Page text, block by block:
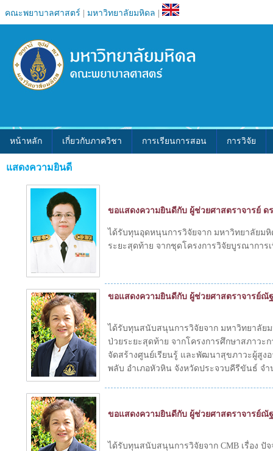
คณะพยาบาลศาสตร์ มหาวิทยาลัยมหิดล
หน้าหลัก เกี่ยวกับภาควิชา การเรียนการสอน การวิจัย
แสดงความยินดี
ขอแสดงความยินดีกับ ผู้ช่วยศาสตราจารย์ ด
ได้รับทุนอุดหนุนการวิจัยจาก มหาวิทยาลัยม
ระยะสุดท้าย จากชุดโครงการวิจัยบูรณากา
ขอแสดงความยินดีกับ ผู้ช่วยศาสตราจารย์ณั
ได้รับทุนสนับสนุนการวิจัยจาก มหาวิทยาลัย
ป่วยระยะสุดท้าย จากโครงการศึกษาสภาว
จัดสร้างศูนย์เรียนรู้ และพัฒนาสุขภาวะผู้สูง
พลับ อำเภอหัวหิน จังหวัดประจวบคีรีขันธ์ จำ
ขอแสดงความยินดีกับ ผู้ช่วยศาสตราจารย์ณั
ได้รับทุนสนับสนุนการวิจัยจาก CMB เรื่อง